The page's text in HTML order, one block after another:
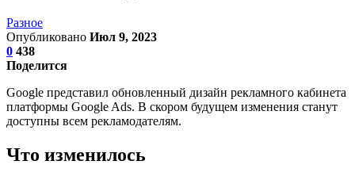
Разное
Опубликовано Июл 9, 2023
0 438
Поделится
Google представил обновленный дизайн рекламного кабинета
платформы Google Ads. В скором будущем изменения станут
доступны всем рекламодателям.
Что изменилось